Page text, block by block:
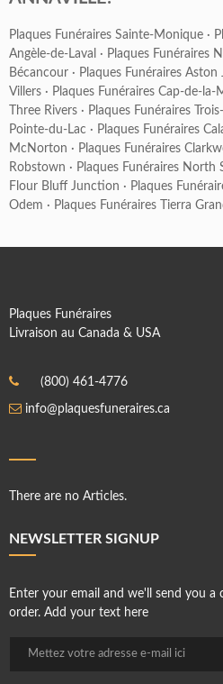
Plaques Funéraires Sainte-Monique ·
Angèle-de-Laval
· Plaques Funéraires
Bécancour · Plaques Funéraires
Villers · Plaques Funéraires Cap-de-la-
Three Rivers · Plaques Funéraires
Pointe-du-Lac · Plaques Funéraires
McNorton · Plaques Funéraires
Robstown · Plaques Funéraires North
Flour Bluff Junction · Plaques
Odem · Plaques Funéraires Tierra
Plaques Funéraires
Livraison au Canada & USA
(800) 461-4776
info@plaquesfuneraires.ca
There are no Articles.
NEWSLETTER SIGNUP
Enter your email and we'll send you
order. Add your text here